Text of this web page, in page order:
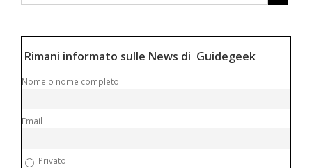
Rimani informato sulle News di Guidegeek
Nome o nome completo
Email
Privato